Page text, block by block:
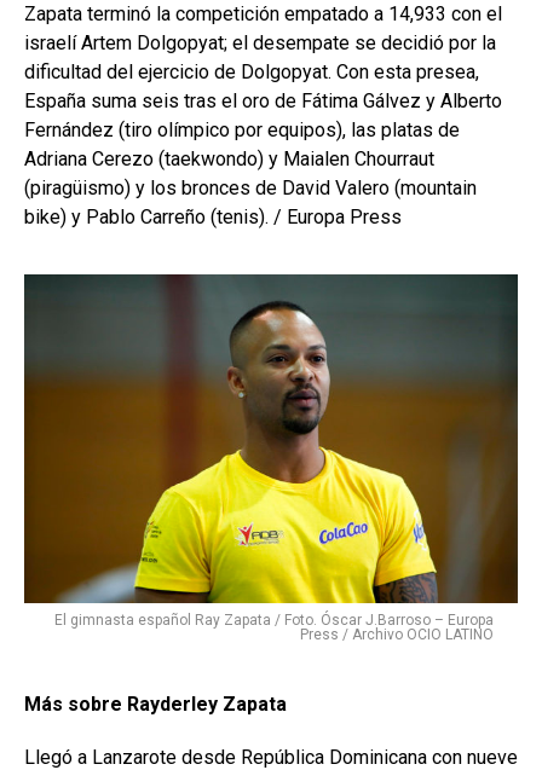
Zapata terminó la competición empatado a 14,933 con el
israelí Artem Dolgopyat; el desempate se decidió por la
dificultad del ejercicio de Dolgopyat. Con esta presea,
España suma seis tras el oro de Fátima Gálvez y Alberto
Fernández (tiro olímpico por equipos), las platas de
Adriana Cerezo (taekwondo) y Maialen Chourraut
(piragüismo) y los bronces de David Valero (mountain
bike) y Pablo Carreño (tenis). / Europa Press
El gimnasta español Ray Zapata / Foto. Óscar J.Barroso – Europa
Press / Archivo OCIO LATINO
Más sobre Rayderley Zapata
Llegó a Lanzarote desde República Dominicana con nueve